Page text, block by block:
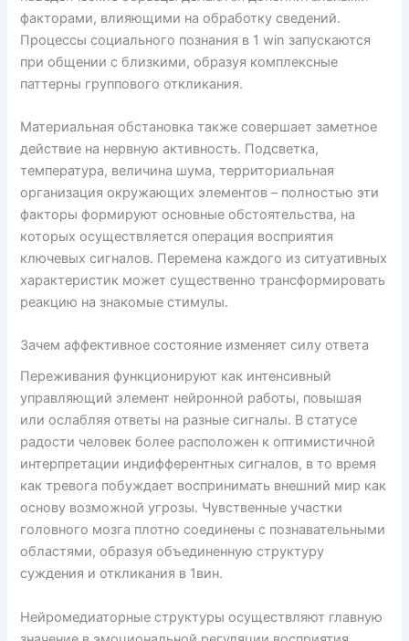
факторами, влияющими на обработку сведений.
Процессы социального познания в 1 win запускаются
при общении с близкими, образуя комплексные
паттерны группового откликания.
Материальная обстановка также совершает заметное
действие на нервную активность. Подсветка,
температура, величина шума, территориальная
организация окружающих элементов – полностью эти
факторы формируют основные обстоятельства, на
которых осуществляется операция восприятия
ключевых сигналов. Перемена каждого из ситуативных
характеристик может существенно трансформировать
реакцию на знакомые стимулы.
Зачем аффективное состояние изменяет силу ответа
Переживания функционируют как интенсивный
управляющий элемент нейронной работы, повышая
или ослабляя ответы на разные сигналы. В статусе
радости человек более расположен к оптимистичной
интерпретации индифферентных сигналов, в то время
как тревога побуждает воспринимать внешний мир как
основу возможной угрозы. Чувственные участки
головного мозга плотно соединены с познавательными
областями, образуя объединенную структуру
суждения и откликания в 1вин.
Нейромедиаторные структуры осуществляют главную